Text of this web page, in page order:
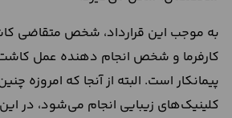
به موجب این قرارداد، شخص متقاضی
کارفرما و شخص انجام دهنده عمل کاشت
پیمانکار است. البته از آنجا که امروزه
کلینیک‌های زیبایی انجام می‌شود، در این